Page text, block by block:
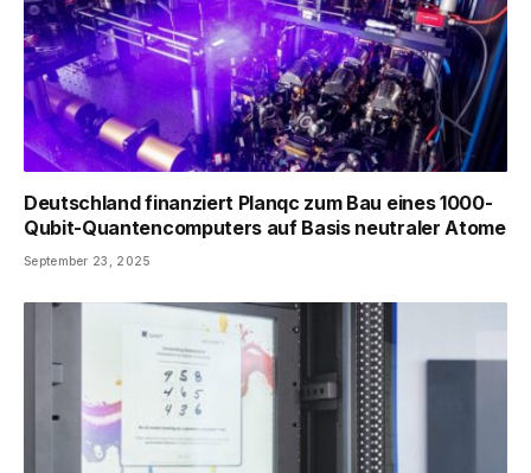
Deutschland finanziert Planqc zum Bau eines 1000-
Qubit-Quantencomputers auf Basis neutraler Atome
September 23, 2025